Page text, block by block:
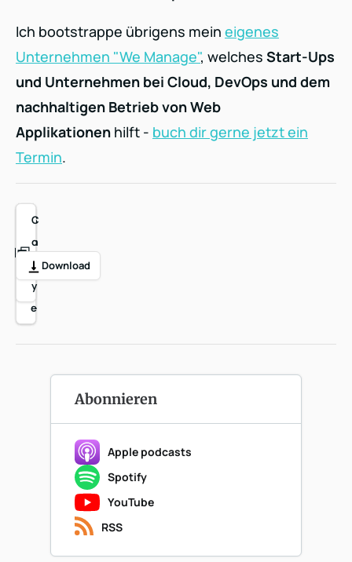
Ich bootstrappe übrigens mein eigenes
Unternehmen "We Manage", welches Start-Ups
und Unternehmen bei Cloud, DevOps und dem
nachhaltigen Betrieb von Web
Applikationen hilft - buch dir gerne jetzt ein
Termin.
S
h
a
r
e
S
h
a
r
e
S
h
a
r
e
S
h
a
r
e
E
m
ai
l
C
o
p
y
Download
Abonnieren
YouTube
Apple podcasts
Spotify
RSS